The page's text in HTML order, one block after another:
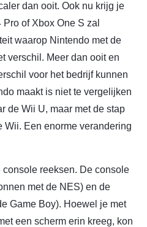
dan ooit. Ook nu krijg je
of Xbox One S zal
waarop Nintendo met de
verschil. Meer dan ooit en
voor het bedrijf kunnen
maakt is niet te vergelijken
de Wii U, maar met de stap
Wii. Een enorme verandering
reeksen. De console
met de NES) en de
Game Boy). Hoewel je met
een scherm erin kreeg, kon